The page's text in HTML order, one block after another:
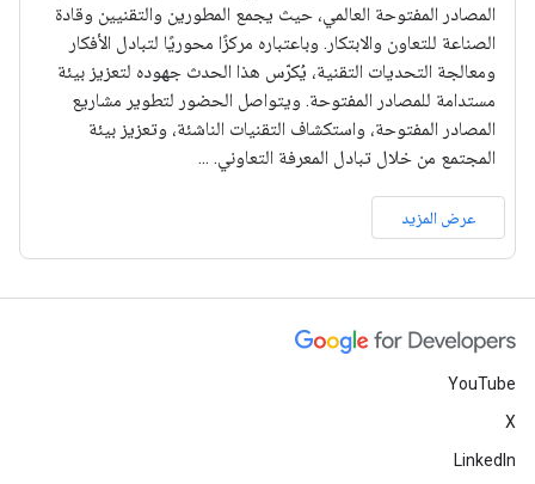
المصادر المفتوحة العالمي، حيث يجمع المطورين والتقنيين وقادة
الصناعة للتعاون والابتكار. وباعتباره مركزًا محوريًا لتبادل الأفكار
ومعالجة التحديات التقنية، يُكرّس هذا الحدث جهوده لتعزيز بيئة
مستدامة للمصادر المفتوحة. ويتواصل الحضور لتطوير مشاريع
المصادر المفتوحة، واستكشاف التقنيات الناشئة، وتعزيز بيئة
المجتمع من خلال تبادل المعرفة التعاوني. ...
عرض المزيد
YouTube
X
LinkedIn